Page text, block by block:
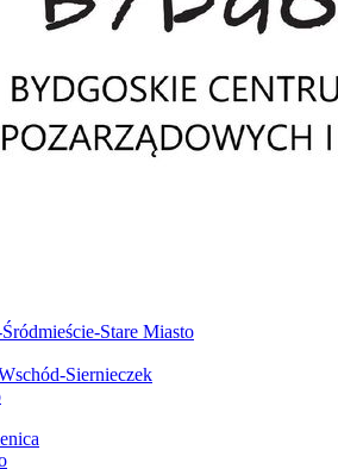
Stare Miasto
Siernieczek